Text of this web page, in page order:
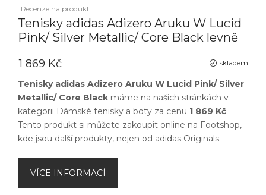
Recenze na produkt
Tenisky adidas Adizero Aruku W Lucid
Pink/ Silver Metallic/ Core Black levně
skladem
1 869 Kč
Tenisky adidas Adizero Aruku W Lucid Pink/ Silver
Metallic/ Core Black máme na našich stránkách v
kategorii Dámské tenisky a boty za cenu 1 869 Kč.
Tento produkt si můžete zakoupit online na Footshop,
kde jsou další produkty, nejen od adidas Originals.
VÍCE INFORMACÍ